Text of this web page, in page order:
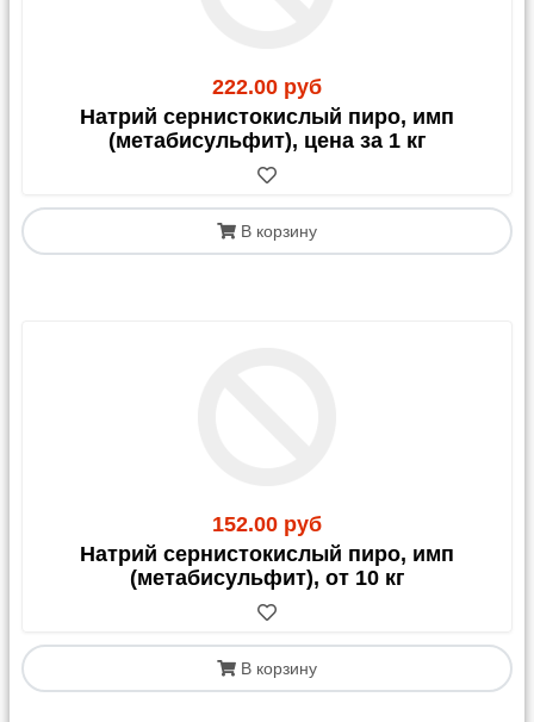
222.00 руб
Натрий сернистокислый пиро, имп
(метабисульфит), цена за 1 кг
В корзину
152.00 руб
Натрий сернистокислый пиро, имп
(метабисульфит), от 10 кг
В корзину